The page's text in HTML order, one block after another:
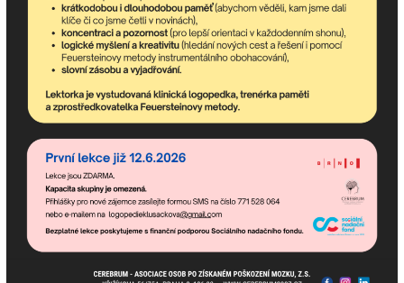
Pokud potřebujete poradit,
jsme tu pro Vás!